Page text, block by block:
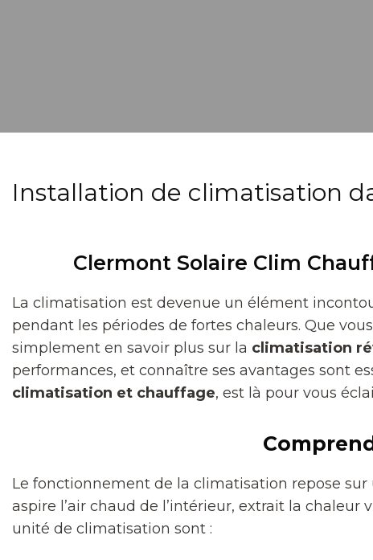
Installation de climatisation
Clermont Solaire Clim
La climatisation est devenue un élément
pendant les périodes de fortes chaleurs. Que
simplement en savoir plus sur la climatisation
performances, et connaître ses avantages sont
climatisation et chauffage, est là pour vous
Le fonctionnement de la climatisation repose
aspire l’air chaud de l’intérieur, extrait la chaleur
unité de climatisation sont :